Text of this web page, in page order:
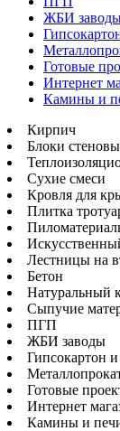
ЖБИ
Готовые
Интернет
Камины и
Кирпич
Блоки
Сухие смеси
Кровля для
Плитка
Лестницы на
Бетон
Натуральный
Сыпучие
ПГП
ЖБИ заводы
Гипсокартон
Готовые
Интернет
Камины и